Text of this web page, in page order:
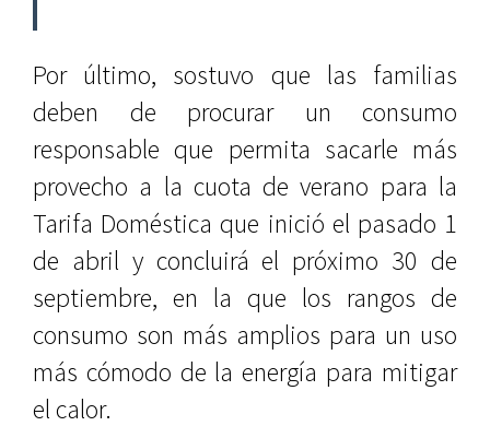
Por último, sostuvo que las familias
deben de procurar un consumo
responsable que permita sacarle más
provecho a la cuota de verano para la
Tarifa Doméstica que inició el pasado 1
de abril y concluirá el próximo 30 de
septiembre, en la que los rangos de
consumo son más amplios para un uso
más cómodo de la energía para mitigar
el calor.